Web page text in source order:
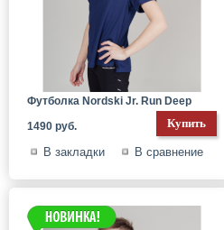
Футболка Nordski Jr. Run Deep
1490 руб.
В закладки В сравнение